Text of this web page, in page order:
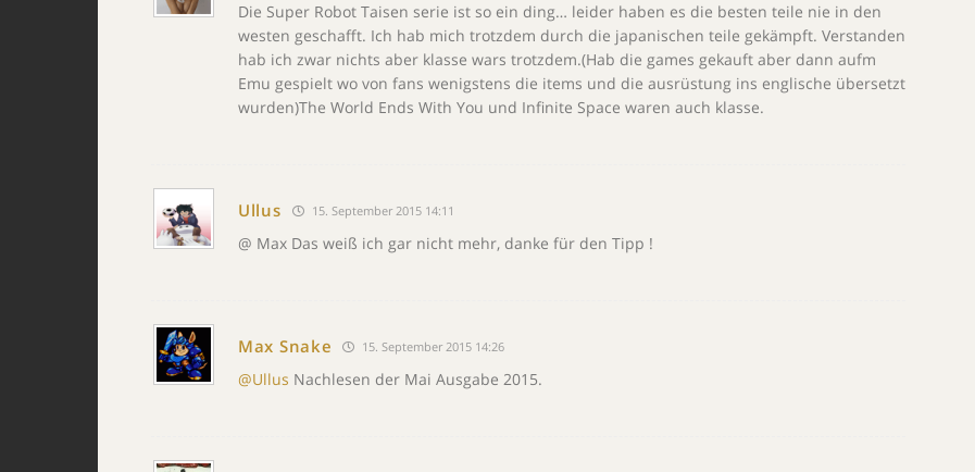
Die Super Robot Taisen serie ist so ein ding… leider haben es die besten teile nie in den
westen geschafft. Ich hab mich trotzdem durch die japanischen teile gekämpft. Verstanden
hab ich zwar nichts aber klasse wars trotzdem.(Hab die games gekauft aber dann aufm
Emu gespielt wo von fans wenigstens die items und die ausrüstung ins englische übersetzt
wurden)The World Ends With You und Infinite Space waren auch klasse.
Ullus 15. September 2015 14:11
@ Max Das weiß ich gar nicht mehr, danke für den Tipp !
Max Snake 15. September 2015 14:26
@Ullus Nachlesen der Mai Ausgabe 2015.